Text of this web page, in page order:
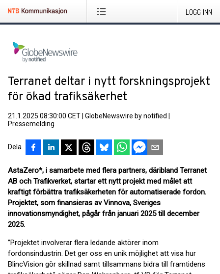
LOGG INN
Terranet deltar i nytt forskningsprojekt
för ökad trafiksäkerhet
21.1.2025 08:30:00 CET GlobeNewswire by notified
Pressemelding
Dela
AstaZero*, i samarbete med flera partners, däribland Terranet
AB och Trafikverket, startar ett nytt projekt med målet att
kraftigt förbättra trafiksäkerheten för automatiserade fordon.
Projektet, som finansieras av Vinnova, Sveriges
innovationsmyndighet, pågår från januari 2025 till december
2025.
”Projektet involverar flera ledande aktörer inom
fordonsindustrin. Det ger oss en unik möjlighet att visa hur
BlincVision gör skillnad samt tillsammans bidra till framtidens